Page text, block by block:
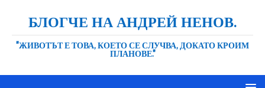
БЛОГЧЕ НА АНДРЕЙ НЕНОВ.
"ЖИВОТЪТ Е ТОВА, КОЕТО СЕ СЛУЧВА, ДОКАТО КРОИМ
ПЛАНОВЕ."